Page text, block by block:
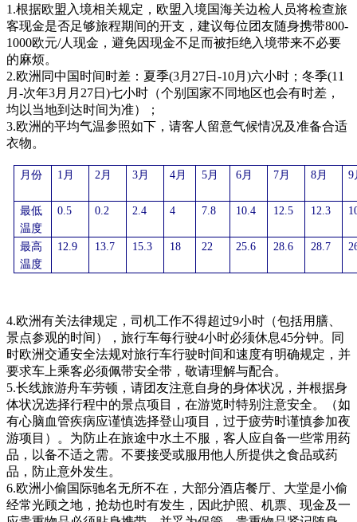
1.根据欧盟入境相关规定，欧盟入境国海关边检人员将检查旅
客现金是否足够旅程期间的开支，建议每位团友随身携带800-
1000欧元/人现金，避免因现金不足而被拒绝入境带来不必要
的麻烦。
2.欧洲同中国时间时差：夏季(3月27日-10月)六小时；冬季(11
月-次年3月月27日)七小时（个别国家不同地区也会有时差，
均以当地到达时间为准）；
3.欧洲的平均气温参照如下，请客人留意气候情况及准备合适
衣物。
月份 1月 2月 3月 4月 5月 6月 7月 8月 9
最低
温度
0.5 0.2 2.4 4 7.8 10.4 12.5 12.3
最高
温度
12.9 13.7 15.3 18 22 25.6 28.6 28.7
4.欧洲有关法律规定，司机工作不得超过9小时（包括用膳、
景点参观的时间），旅行车每行驶4小时必须休息45分钟。同
时欧洲交通安全法规对旅行车行驶时间和速度有明确规定，并
要求车上乘客必须佩带安全带，敬请理解与配合。
5.长线旅游舟车劳顿，请团友注意自身的身体状况，并根据身
体状况选择行程中的景点项目，在游览时特别注意安全。（如
有心脑血管疾病应谨慎选择登山项目，过于疲劳时谨慎参加夜
游项目）。为防止在旅途中水土不服，客人应自备一些常用药
品，以备不适之需。不要接受或服用他人所提供之食品或药
品，防止意外发生。
6.欧洲小偷国际驰名无所不在，大部分酒店餐厅、大堂是小偷
经常光顾之地，抢劫也时有发生，因此护照、机票、现金及一